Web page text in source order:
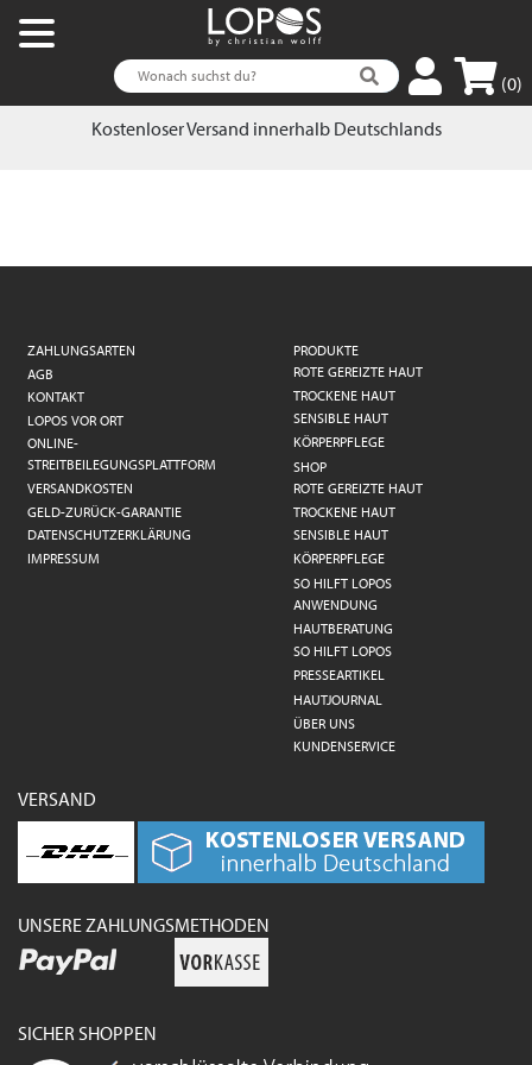
(0)
Kostenloser Versand innerhalb Deutschlands
ZAHLUNGSARTEN
AGB
KONTAKT
LOPOS VOR ORT
ONLINE-
STREITBEILEGUNGSPLATTFORM
VERSANDKOSTEN
GELD-ZURÜCK-GARANTIE
DATENSCHUTZERKLÄRUNG
IMPRESSUM
PRODUKTE
ROTE GEREIZTE HAUT
TROCKENE HAUT
SENSIBLE HAUT
KÖRPERPFLEGE
SHOP
ROTE GEREIZTE HAUT
TROCKENE HAUT
SENSIBLE HAUT
KÖRPERPFLEGE
SO HILFT LOPOS
ANWENDUNG
HAUTBERATUNG
SO HILFT LOPOS
PRESSEARTIKEL
HAUTJOURNAL
ÜBER UNS
KUNDENSERVICE
VERSAND
UNSERE ZAHLUNGSMETHODEN
SICHER SHOPPEN